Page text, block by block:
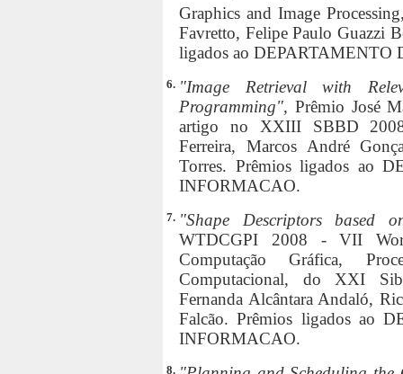
Graphics and Image
Favretto, Felipe Paulo Guazzi
ligados ao
6. "Image Retrieval with
Programming", Prêmio José
artigo no XXIII SBBD 2008,
Ferreira, Marcos André
Torres. Prêmios ligados ao
INFORMACAO.
7. "Shape Descriptors based
WTDCGPI 2008 - VII
Computação Gráfica,
Computacional, do XXI
Fernanda Alcântara Andaló,
Falcão. Prêmios ligados ao
INFORMACAO.
8.